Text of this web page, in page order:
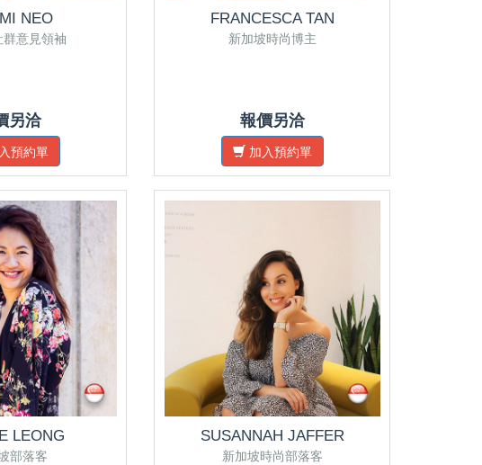
NEO
意見領袖
另洽
預約單
FRANCESCA TAN
新加坡時尚博主
報價另洽
加入預約單
LEONG
部落客
SUSANNAH JAFFER
新加坡時尚部落客